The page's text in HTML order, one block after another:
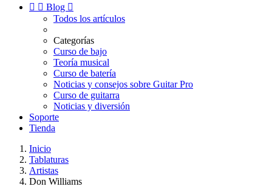
  Blog 
Todos los artículos
Categorías
Curso de bajo
Teoría musical
Curso de batería
Noticias y consejos sobre Guitar Pro
Curso de guitarra
Noticias y diversión
Soporte
Tienda
Inicio
Tablaturas
Artistas
Don Williams